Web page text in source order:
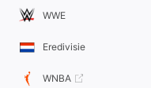
WWE
Eredivisie
WNBA